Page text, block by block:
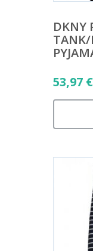
DKNY
TANK/
53,97 €